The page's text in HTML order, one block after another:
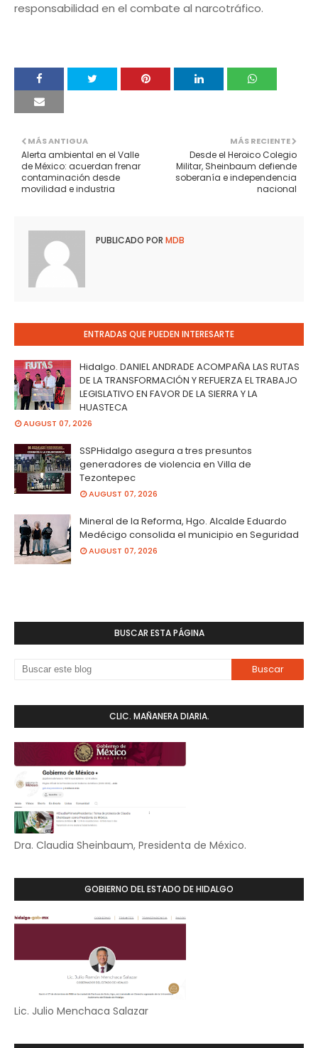
responsabilidad en el combate al narcotráfico.
MÁS RECIENTE
Desde el Heroico Colegio
Militar, Sheinbaum defiende
soberanía e independencia
nacional
MÁS ANTIGUA
Alerta ambiental en el Valle
de México: acuerdan frenar
contaminación desde
movilidad e industria
PUBLICADO POR MDB
ENTRADAS QUE PUEDEN INTERESARTE
Hidalgo. DANIEL ANDRADE ACOMPAÑA LAS RUTAS
DE LA TRANSFORMACIÓN Y REFUERZA EL TRABAJO
LEGISLATIVO EN FAVOR DE LA SIERRA Y LA
HUASTECA
AUGUST 07, 2026
SSPHidalgo asegura a tres presuntos
generadores de violencia en Villa de
Tezontepec
AUGUST 07, 2026
Mineral de la Reforma, Hgo. Alcalde Eduardo
Medécigo consolida el municipio en Seguridad
AUGUST 07, 2026
BUSCAR ESTA PÁGINA
CLIC. MAÑANERA DIARIA.
Dra. Claudia Sheinbaum, Presidenta de México.
GOBIERNO DEL ESTADO DE HIDALGO
Lic. Julio Menchaca Salazar